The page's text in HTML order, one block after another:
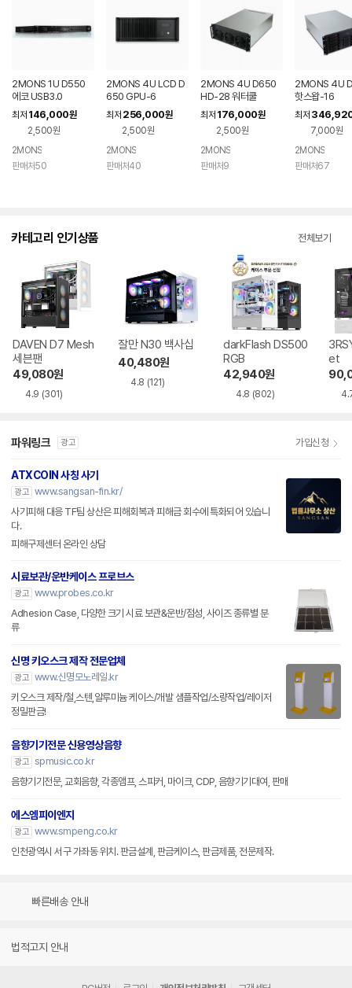
2MONS 1U D550
에코 USB3.0
최저 146,000원
2,500원
2MONS
판매처50
2MONS 4U LCD D
650 GPU-6
최저 256,000원
2,500원
2MONS
판매처40
2MONS 4U D650
HD-28 워터쿨
최저 176,000원
2,500원
2MONS
판매처9
2MONS 4U
핫스왑-16
최저
7,000원
2MONS
판매처67
카테고리 인기상품 전체보기
DAVEN D7 Mesh
세븐팬
49,080원
4.9 (301)
잘만 N30 백사십
40,480원
4.8 (121)
darkFlash DS500
RGB
42,940원
4.8 (802)
et
파워링크 광고 가입신청
ATXCOIN 사칭 사기
광고 www.sangsan-fin.kr/
사기피해 대응 TF팀 상산은 피해회복과 피해금 회수에 특화되어 있습니
다.
피해구제센터 온라인 상담
시료보관/운반케이스 프로브스
광고 www.probes.co.kr
Adhesion Case, 다양한 크기 시료 보관&운반/점성, 사이즈 종류별 분
류
신명 키오스크 제작 전문업체
광고 www.신명모노레일.kr
키오스크 제작/철,스텐,알루미늄 케이스/개발 샘플작업/소량작업/레이저
정밀판금!
음향기기전문 신용영상음향
광고 spmusic.co.kr
음향기기전문, 교회음향, 각종앰프, 스피커, 마이크, CDP, 음향기기대여, 판매
에스엠피이엔지
광고 www.smpeng.co.kr
인천광역시 서구 가좌동 위치. 판금설계, 판금케이스, 판금제품, 전문제작.
빠른배송 안내
법적고지 안내